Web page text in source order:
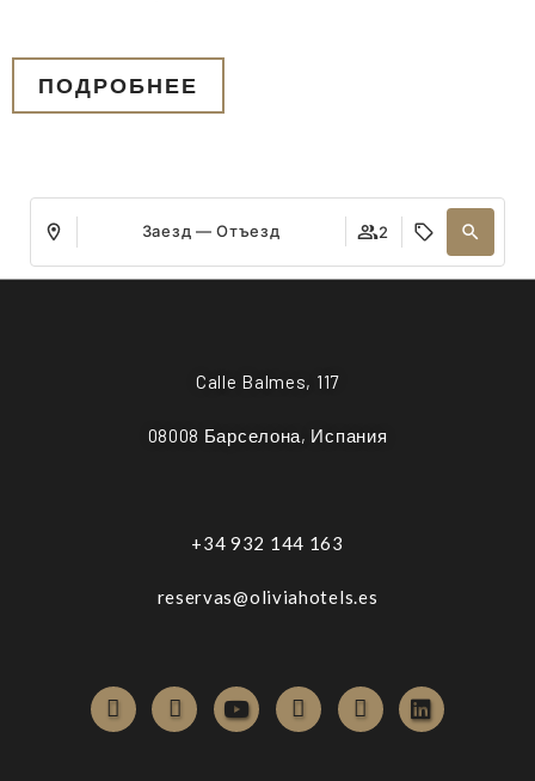
ПОДРОБНЕЕ
Заезд — Отъезд 2
Calle Balmes, 117
08008 Барселона, Испания
+34 932 144 163
reservas@oliviahotels.es